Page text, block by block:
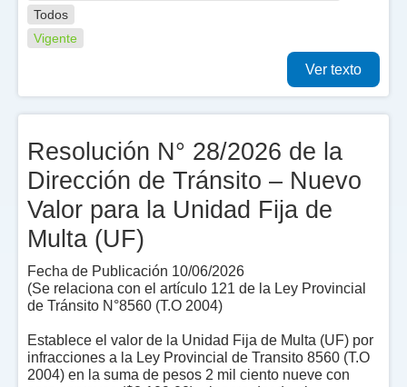
Todos
Vigente
Ver texto
Resolución N° 28/2026 de la
Dirección de Tránsito – Nuevo
Valor para la Unidad Fija de
Multa (UF)
Fecha de Publicación 10/06/2026
(Se relaciona con el artículo 121 de la Ley Provincial
de Tránsito N°8560 (T.O 2004)
Establece el valor de la Unidad Fija de Multa (UF) por
infracciones a la Ley Provincial de Transito 8560 (T.O
2004) en la suma de pesos 2 mil ciento nueve con